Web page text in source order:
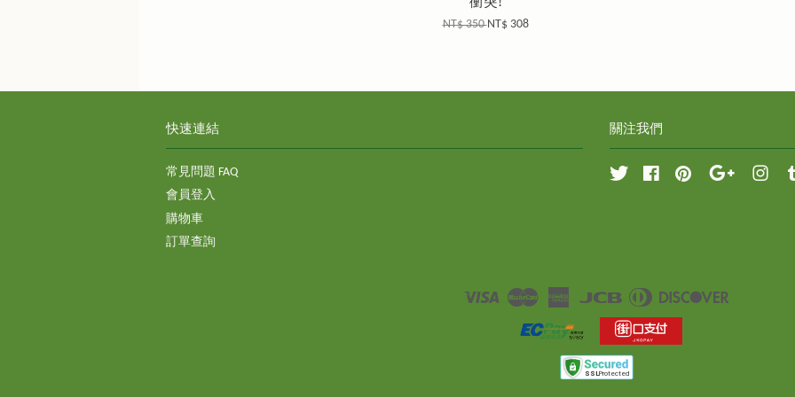
NT$ 350NT$ 308
快速連結
常見問題 FAQ
會員登入
購物車
訂單查詢
關注我們
Twitter FacebookPinterest Google
Visa Master
American
JCB
Diners